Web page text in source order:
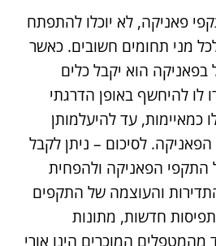
פאניקה, לא יוכלו להתפתח
מני תחומים חשובים. כאשר
בפאניקה הוא יקבל כלים
לו להיחשף באופן הדרגתי
כמאיימות, עד להיעלמותן
לסיכום – ניתן לקבל
התקפי הפאניקה ולהפחית
והעוצמה של התקפים
חדשות, מתונות
מהמטפלים המוכרים הינו אורי